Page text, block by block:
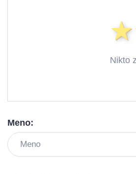
Nikto
Meno: